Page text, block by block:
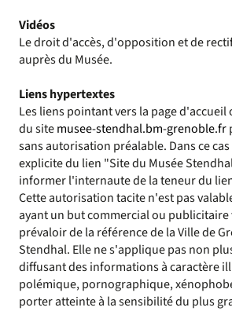
Vidéos
Le droit d'accès, d'opposition et de
auprès du Musée.
Liens hypertextes
Les liens pointant vers la page d'accueil
du sitemusee-stendhal.bm-grenoble.fr
sans autorisation préalable. Dans ce
explicite du lien "Site du Musée
informer l'internaute de la teneur du
Cette autorisation tacite n'est pas
ayant un but commercial ou publicitaire
prévaloir de la référence de la Ville de
Stendhal. Elle ne s'applique pas non
diffusant des informations à caractère
polémique, pornographique,
porter atteinte à la sensibilité du plus